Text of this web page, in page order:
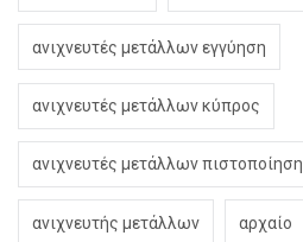
ανιχνευτές μετάλλων εγγύηση
ανιχνευτές μετάλλων κύπρος
ανιχνευτές μετάλλων πιστοποίηση
ανιχνευτής μετάλλων αρχαίο